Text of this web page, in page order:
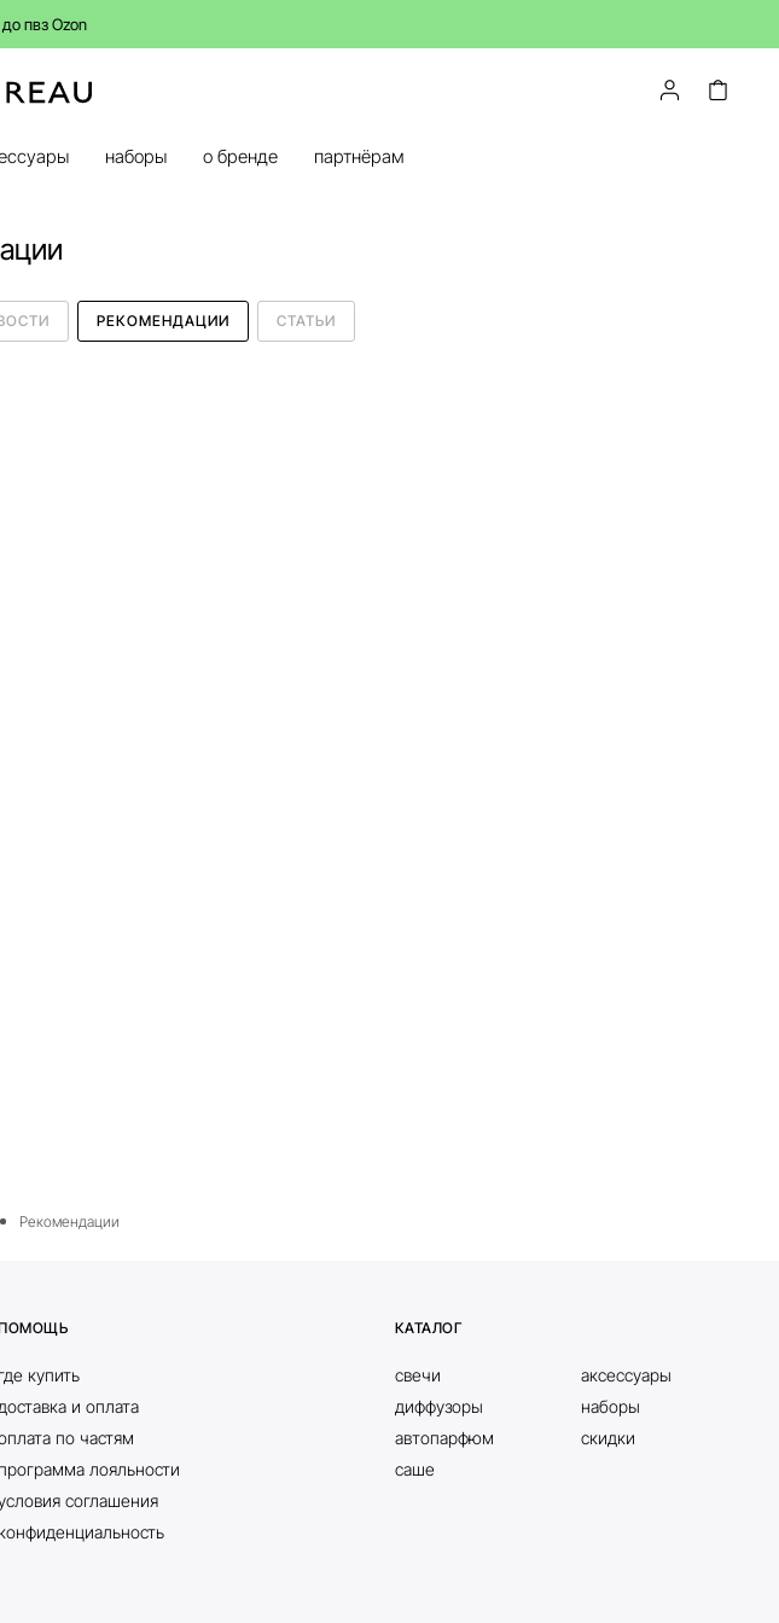
пвз Ozon
наборы о бренде партнёрам
РЕКОМЕНДАЦИИ СТАТЬИ
Рекомендации
где купить
доставка и оплата
по частям
программа лояльности
соглашения
конфиденциальность
КАТАЛОГ
свечи
диффузоры
автопарфюм
саше
аксессуары
наборы
скидки